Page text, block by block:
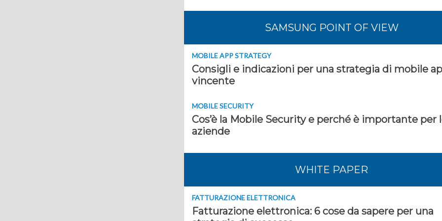
SAMSUNG POINT OF VIEW
MOBILE APP STRATEGY
Consigli e indicazioni per una strategia di mobile
vincente
MOBILE SECURITY
Cos’è la Mobile Security e perché è importante per
aziende
WHITE PAPER
FATTURAZIONE ELETTRONICA
Fatturazione elettronica: 6 cose da sapere per una